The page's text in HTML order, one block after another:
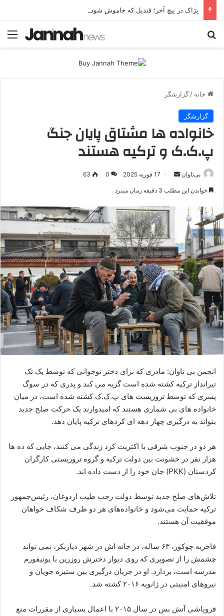
خانه / گزارشگر
گزارشگر
خانواده ها مشتاق پایان جنگ
پ.ک.ک و ترکیه هستند
بی‌تاوان
ر
ی
م
ی
ل
17 فوریه 2025 0
63
خواندن این مطلب 3 دقیقه زمان میبرد
انجمن بی تاوان: مادری که برای دختر نوجوانی که توسط یک تک
تیرانداز ترکیه کشته شده است گریه می کند و پدری که در سوگ
پسری که توسط تروریست های پ.ک.ک کشته شده است، در میان
خانواده های بی شماری هستند که امیدوارند یک حرکت صلح جدید
بتواند به درگیری چهار دهه ای کردهای ترکیه پایان دهد.
هر دو در جنوب شرقی با اکثریت کرد زندگی می کنند، جایی که ده ها
هزار نفر در خشونت بین دولت ترکیه و گروه تروریستی کارگران
کردستان (PKK) جان خود را از دست داده اند.
تلاش‌های صلح جدید توسط دولت رجب طیب اردوغان، رئیس‌جمهور
ترکیه حمایت می‌شود و خانواده‌های هر دو طرف شکاف خواهان
موفقیت آن هستند.
فاحریه چوکور، ۶۳ ساله، در خانه اش در شهر دیاربکر، نمی تواند
چشمش را از تصویری که روی دیوار دخترش روزرین با یونیفورم
مدرسه است، بردارد. او در جریان درگیری بین ستیزه جویان و
نیروهای امنیتی در ژانویه ۲۰۱۶ کشته شد.
فروپاشی آتش بس در سال ۲۰۱۵ با اعمال بسیاری از مقررات منع